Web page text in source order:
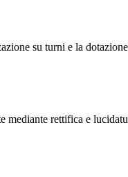
su turni e la
rettifica e